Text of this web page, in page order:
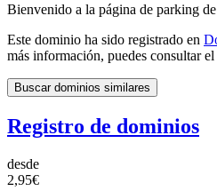
Bienvenido a la página de parking
Este dominio ha sido registrado en
más información, puedes consultar
Buscar dominios similares
Registro de dominios
desde
2,95€